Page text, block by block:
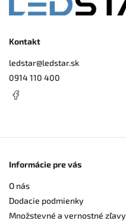
Kontakt
ledstar@ledstar.sk
0914 110 400
Informácie pre vás
O nás
Dodacie podmienky
Množstevné a vernostné zľavy